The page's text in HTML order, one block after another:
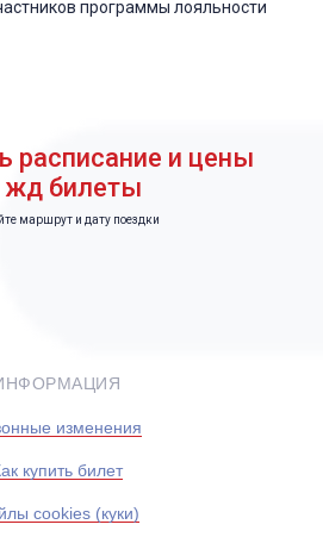
программы лояльности
расписание и цены
жд билеты
маршрут и дату поездки
изменения
купить билет
cookies (куки)